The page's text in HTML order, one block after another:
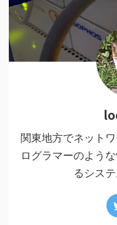
関東地方でネット
ログラマーのよう
るシス